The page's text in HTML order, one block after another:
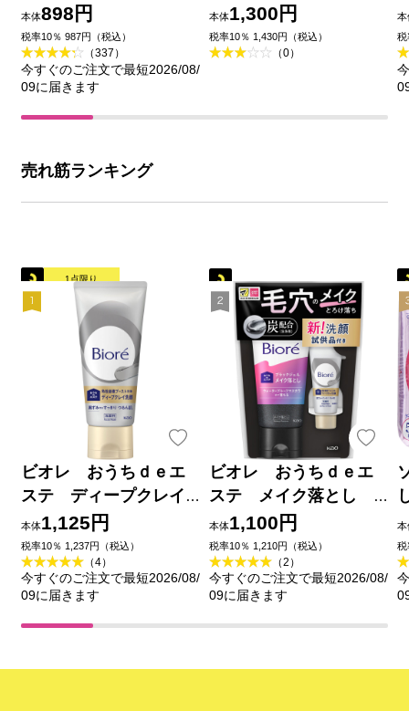
ィーの香り ６０ｍＬ 花
王
本体898円
税率10％ 987円（税込）
（337）
今すぐのご注文で最短2026/08/
09に届きます
ｍｌ マンダム (医薬部外
品)
本体1,300円
税率10％ 1,430円（税込）
（0）
本
税
売れ筋ランキング
1点限り
ビオレ おうちｄｅエ
ステ ディープクレイ
洗顔 １８０ｇ 花王
本体1,125円
税率10％ 1,237円（税込）
（4）
今すぐのご注文で最短2026/08/
09に届きます
ビオレ おうちｄｅエ
ステ メイク落とし
ブラックジェル クレ
イ試供品セット ２００
ｇ＋２０ｇ 花王
本体1,100円
税率10％ 1,210円（税込）
（2）
今すぐのご注文で最短2026/08/
09に届きます
本
税